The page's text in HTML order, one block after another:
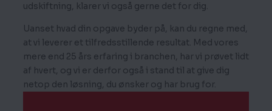
udskiftning, klarer vi også gerne det for dig.
Uanset hvad din opgave byder på, kan du regne med,
at vi leverer et tilfredsstillende resultat. Med vores
mere end 25 års erfaring i branchen, har vi prøvet lidt
af hvert, og vi er derfor også i stand til at give dig
netop den løsning, du ønsker og har brug for.